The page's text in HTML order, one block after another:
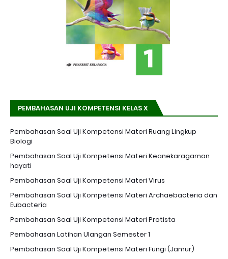
PEMBAHASAN UJI KOMPETENSI KELAS X
Pembahasan Soal Uji Kompetensi Materi Ruang Lingkup
Biologi
Pembahasan Soal Uji Kompetensi Materi Keanekaragaman
hayati
Pembahasan Soal Uji Kompetensi Materi Virus
Pembahasan Soal Uji Kompetensi Materi Archaebacteria dan
Eubacteria
Pembahasan Soal Uji Kompetensi Materi Protista
Pembahasan Latihan Ulangan Semester 1
Pembahasan Soal Uji Kompetensi Materi Fungi (Jamur)